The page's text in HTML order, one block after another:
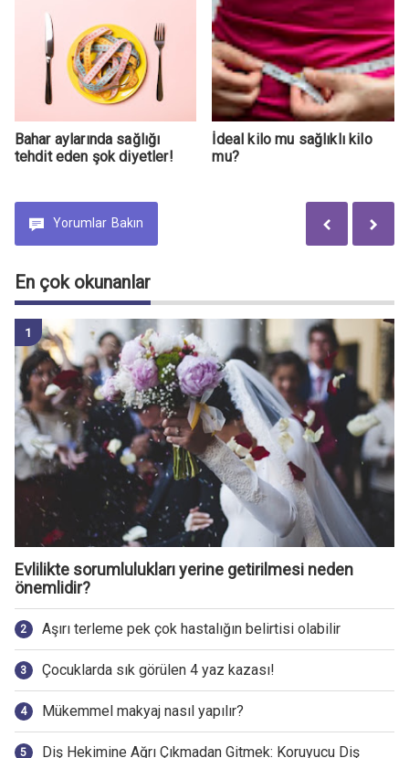
Bahar aylarında sağlığı
tehdit eden şok diyetler!
İdeal kilo mu sağlıklı kilo
mu?
Yorumlar Bakın
En çok okunanlar
Evlilikte sorumlulukları yerine getirilmesi neden
önemlidir?
Aşırı terleme pek çok hastalığın belirtisi olabilir
Çocuklarda sık görülen 4 yaz kazası!
Mükemmel makyaj nasıl yapılır?
Diş Hekimine Ağrı Çıkmadan Gitmek: Koruyucu Diş